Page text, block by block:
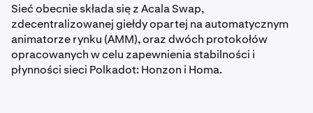
Sieć obecnie składa się z Acala Swap,
zdecentralizowanej giełdy opartej na automatycznym
animatorze rynku (AMM), oraz dwóch protokołów
opracowanych w celu zapewnienia stabilności i
płynności sieci Polkadot: Honzon i Homa.